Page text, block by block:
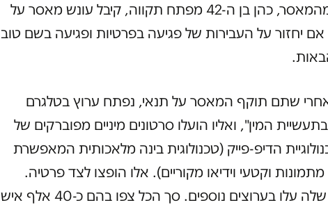
לאחר ששוחרר מהמאסר, כהן בן ה-42 מפתח תקווה, קיבל עונש מאסר על
יחזור על העבירות של פגיעה בפרטיות ופגיעה בשם טוב
שתם תוקף המאסר על תנאי, נפתח ערוץ בטלגרם
המין", ואליו הועלו סרטונים מיניים מפוברקים של
הדיפ-פייק (טכנולוגית בינה מלאכותית המאפשרת
מתמונות וקטעי וידיאו מקוריים). אלו הופצו לצד פרטיה.
סרטונים נוספים שלה עלו בערוצים נוספים. סך הכל צפו בהם כ-40 אלף איש